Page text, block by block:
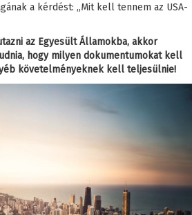
a kérdést: „Mit kell tennem az USA-
az Egyesült Államokba, akkor
hogy milyen dokumentumokat kell
követelményeknek kell teljesülnie!